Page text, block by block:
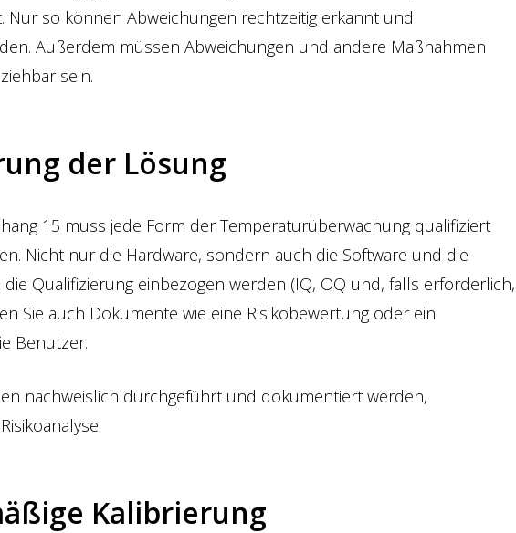
Nur so können Abweichungen rechtzeitig erkannt und
Außerdem müssen Abweichungen und andere Maßnahmen
sein.
der Lösung
15 muss jede Form der Temperaturüberwachung qualifiziert
Nicht nur die Hardware, sondern auch die Software und die
Qualifizierung einbezogen werden (IQ, OQ und, falls erforderlich,
Sie auch Dokumente wie eine Risikobewertung oder ein
Benutzer.
nachweislich durchgeführt und dokumentiert werden,
Kalibrierung